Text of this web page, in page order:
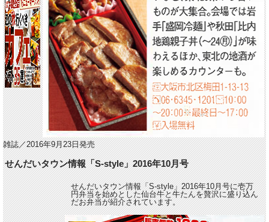
雑誌／2016年9月23日発売
せんだいタウン情報「S-style」2016年10月号
せんだいタウン情報「S-style」2016年10月号に壱万
円弁当を始めとした仙台牛と牛たんを贅沢に盛り込ん
だお弁当が紹介されています。